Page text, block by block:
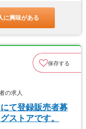
に興味がある
保存する
の求人
て登録販売者募
ストアです。